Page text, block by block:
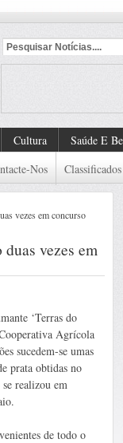
Cultura Saúde E
Nos Classificados
vezes em concurso
vezes em
‘Terras do
Agrícola
sucedem-se umas
prata obtidas no
realizou em
de todo o